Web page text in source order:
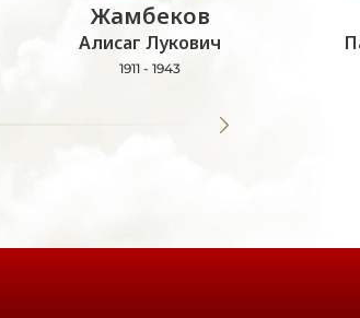
Жамбеков
Алисаг Лукович
1911 - 1943